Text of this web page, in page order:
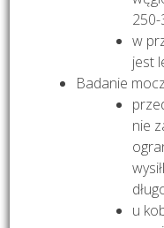
w
jest
Badanie
nie
u